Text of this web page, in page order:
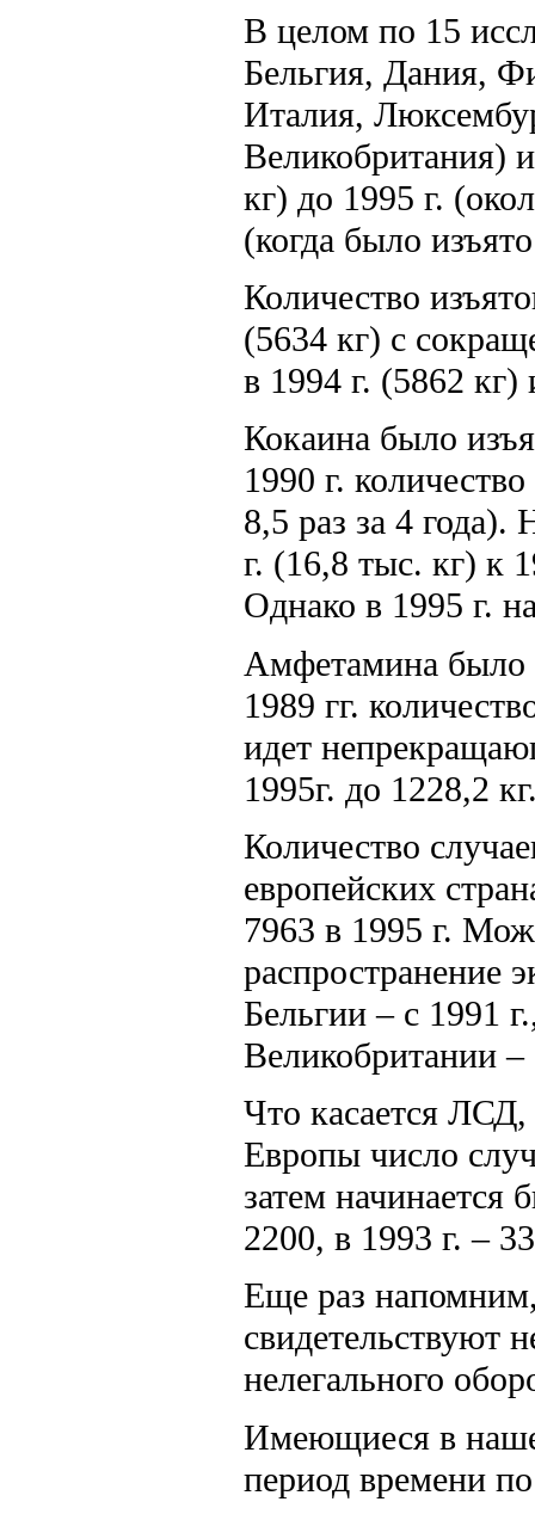
В целом по 15
Бельгия, Дания,
Италия,
Великобритания)
кг) до 1995 г.
(когда было
Количество
(5634 кг) с
в 1994 г. (5862
Кокаина было
1990 г.
8,5 раз за 4 года).
г. (16,8 тыс. кг) к
Однако в 1995 г.
Амфетамина было
1989 гг.
идет
1995г. до 1228,2
Количество
европейских
7963 в 1995 г.
распространение
Бельгии – с 1991
Великобритании –
Что касается ЛСД,
Европы число
затем начинается
2200, в 1993 г. –
Еще раз
свидетельствуют
нелегального
Имеющиеся в
период времени